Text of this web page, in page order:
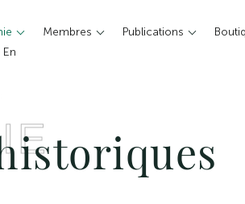
Membres Publications
En